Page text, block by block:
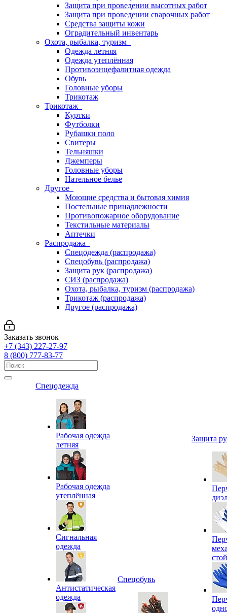
Защита при проведении высотных работ
Защита при проведении сварочных работ
Средства защиты кожи
Оградительный инвентарь
Охота, рыбалка, туризм
Одежда летняя
Одежда утеплённая
Противоэнцефалитная одежда
Обувь
Головные уборы
Трикотаж
Трикотаж
Куртки
Футболки
Рубашки поло
Свитеры
Тельняшки
Джемперы
Головные уборы
Нательное белье
Другое
Моющие средства и бытовая химия
Постельные принадлежности
Противопожарное оборудование
Текстильные материалы
Аптечки
Распродажа
Спецодежда (распродажа)
Спецобувь (распродажа)
Защита рук (распродажа)
СИЗ (распродажа)
Охота, рыбалка, туризм (распродажа)
Трикотаж (распродажа)
Другое (распродажа)
Заказать звонок
+7 (343) 227-27-97
8 (800) 777-83-77
Спецодежда
Рабочая одежда
летняя
Рабочая одежда
утеплённая
Сигнальная
одежда
Антистатическая
одежда
Спецобувь
Защита